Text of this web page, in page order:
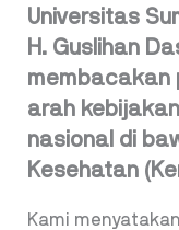
Universitas
H. Guslihan
membacakan
arah
nasional di
Kesehatan
Kami